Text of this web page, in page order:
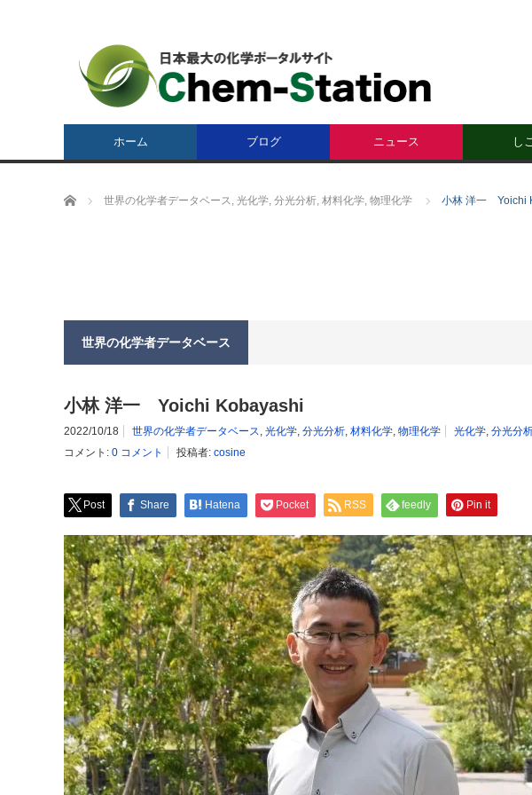
ホーム ブログ ニュース し
ホーム 世界の化学者データベース, 光化学, 分光分析, 材料化学, 物理化学 小林 洋一 Yoichi
世界の化学者データベース
小林 洋一 Yoichi Kobayashi
2022/10/18 世界の化学者データベース, 光化学, 分光分析, 材料化学, 物理化学 光化学, 分光分
コメント: 0 コメント 投稿者: cosine
Post Share Hatena Pocket RSS feedly Pin it